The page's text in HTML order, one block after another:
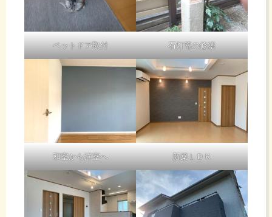
ペットドア取付 石灯篭の修繕
和室から洋室へ 新築ＬＤＫ